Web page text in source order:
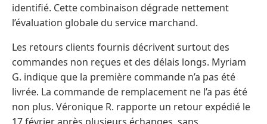
identifié. Cette combinaison dégrade nettement
l’évaluation globale du service marchand.
Les retours clients fournis décrivent surtout des
commandes non reçues et des délais longs. Myriam
G. indique que la première commande n’a pas été
livrée. La commande de remplacement ne l’a pas été
non plus. Véronique R. rapporte un retour expédié le